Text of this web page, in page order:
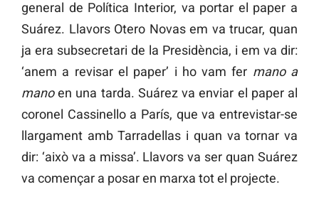
general de Política Interior, va portar el paper a
Suárez. Llavors Otero Novas em va trucar, quan
ja era subsecretari de la Presidència, i em va dir:
‘anem a revisar el paper’ i ho vam fer mano a
manoen una tarda. Suárez va enviar el paper al
coronel Cassinello a París, que va entrevistar-se
llargament amb Tarradellas i quan va tornar va
dir: ‘això va a missa’. Llavors va ser quan Suárez
va començar a posar en marxa tot el projecte.